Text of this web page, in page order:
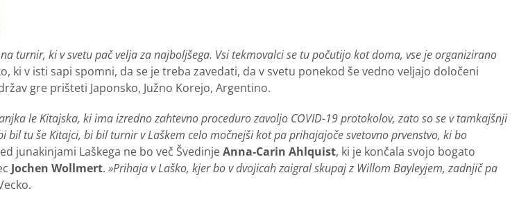
turnir, ki v svetu pač velja za najboljšega. Vsi tekmovalci se tu počutijo kot doma, vse je organizirano
ki v isti sapi spomni, da se je treba zavedati, da v svetu ponekod še vedno veljajo določeni
gre prišteti Japonsko, Južno Korejo, Argentino.
le Kitajska, ki ima izredno zahtevno proceduro zavoljo COVID-19 protokolov, zato so se v tamkajšnji
bil tu še Kitajci, bi bil turnir v Laškem celo močnejši kot pa prihajajoče svetovno prvenstvo, ki bo
junakinjami Laškega ne bo več ŠvedinjeAnna-Carin Ahlquist, ki je končala svojo bogato
Jochen Wollmert. »Prihaja v Laško, kjer bo v dvojicah zaigral skupaj z Willom Bayleyjem, zadnjič pa